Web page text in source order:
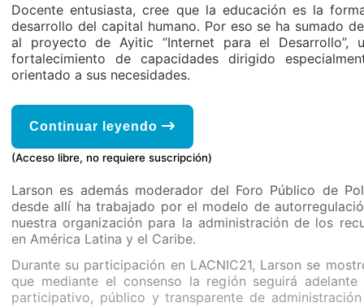
Docente entusiasta, cree que la educación es la
desarrollo del capital humano. Por eso se ha sumado
al proyecto de Ayitic “Internet para el Desarrollo”,
fortalecimiento de capacidades dirigido
orientado a sus necesidades.
Continuar leyendo
(Acceso libre, no requiere suscripción)
Larson es además moderador del Foro Público de
desde allí ha trabajado por el modelo de
nuestra organización para la administración de los
en América Latina y el Caribe.
Durante su participación en LACNIC21, Larson se
que mediante el consenso la región seguirá
participativo, público y transparente de